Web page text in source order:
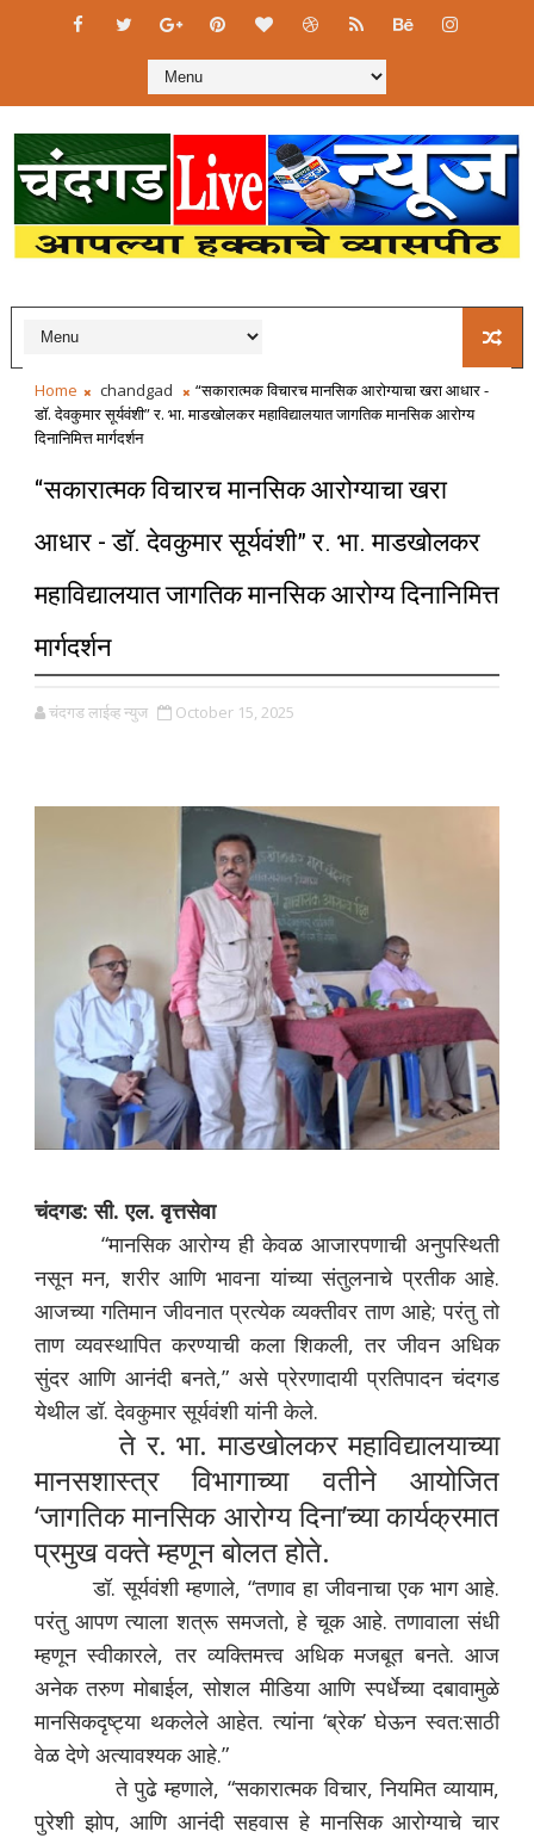
Home chandgad
“सकारात्मक विचारच मानसिक आरोग्याचा खरा आधार -
डॉ. देवकुमार सूर्यवंशी” र. भा. माडखोलकर महाविद्यालयात जागतिक मानसिक आरोग्य
दिनानिमित्त मार्गदर्शन
“सकारात्मक विचारच मानसिक आरोग्याचा खरा
आधार - डॉ. देवकुमार सूर्यवंशी” र. भा. माडखोलकर
महाविद्यालयात जागतिक मानसिक आरोग्य दिनानिमित्त
मार्गदर्शन
चंदगड लाईव्ह न्युज October 15, 2025
चंदगड: सी. एल. वृत्तसेवा
“मानसिक आरोग्य ही केवळ आजारपणाची अनुपस्थिती
नसून मन, शरीर आणि भावना यांच्या संतुलनाचे प्रतीक आहे.
आजच्या गतिमान जीवनात प्रत्येक व्यक्तीवर ताण आहे; परंतु तो
ताण व्यवस्थापित करण्याची कला शिकली, तर जीवन अधिक
सुंदर आणि आनंदी बनते,” असे प्रेरणादायी प्रतिपादन चंदगड
येथील डॉ. देवकुमार सूर्यवंशी यांनी केले.
ते र. भा. माडखोलकर महाविद्यालयाच्या
मानसशास्त्र विभागाच्या वतीने आयोजित
‘जागतिक मानसिक आरोग्य दिना’च्या कार्यक्रमात
प्रमुख वक्ते म्हणून बोलत होते.
डॉ. सूर्यवंशी म्हणाले, “तणाव हा जीवनाचा एक भाग आहे.
परंतु आपण त्याला शत्रू समजतो, हे चूक आहे. तणावाला संधी
म्हणून स्वीकारले, तर व्यक्तिमत्त्व अधिक मजबूत बनते. आज
अनेक तरुण मोबाईल, सोशल मीडिया आणि स्पर्धेच्या दबावामुळे
मानसिकदृष्ट्या थकलेले आहेत. त्यांना ‘ब्रेक’ घेऊन स्वत:साठी
वेळ देणे अत्यावश्यक आहे.”
ते पुढे म्हणाले, “सकारात्मक विचार, नियमित व्यायाम,
पुरेशी झोप, आणि आनंदी सहवास हे मानसिक आरोग्याचे चार